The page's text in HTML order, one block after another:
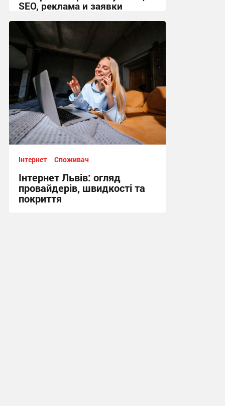
SEO, реклама и заявки
18:39, 25.05.2026
Інтернет Споживач
Інтернет Львів: огляд
провайдерів, швидкості та
покриття